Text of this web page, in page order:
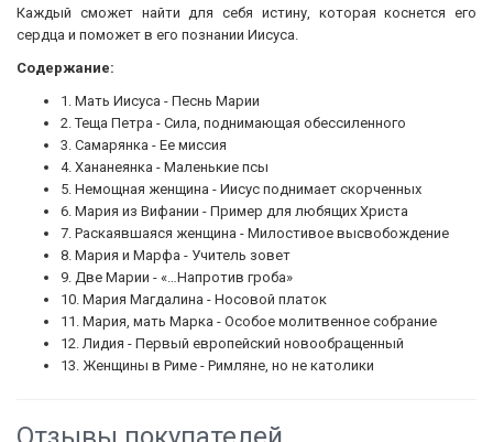
Каждый сможет найти для себя истину, которая коснется его
сердца и поможет в его познании Иисуса.
Содержание:
1. Мать Иисуса - Песнь Марии
2. Теща Петра - Сила, поднимающая обессиленного
3. Самарянка - Ее миссия
4. Хананеянка - Маленькие псы
5. Немощная женщина - Иисус поднимает скорченных
6. Мария из Вифании - Пример для любящих Христа
7. Раскаявшаяся женщина - Милостивое высвобождение
8. Мария и Марфа - Учитель зовет
9. Две Марии - «…Напротив гроба»
10. Мария Магдалина - Носовой платок
11. Мария, мать Марка - Особое молитвенное собрание
12. Лидия - Первый европейский новообращенный
13. Женщины в Риме - Римляне, но не католики